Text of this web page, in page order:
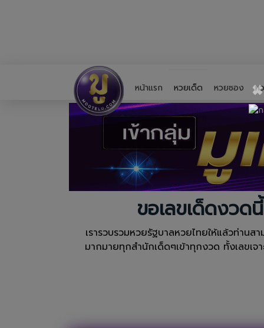
หน้าแรก หวยเด็ด หวยซอง ห
ขอเลขเด็ดงว
เรารวบรวมหวยรัฐบาลหวยไทยให้แล้วท่าน
มากมายทุกสำนักเด็ดๆเข้าทุกงวด ทั้งเลขเจ
×